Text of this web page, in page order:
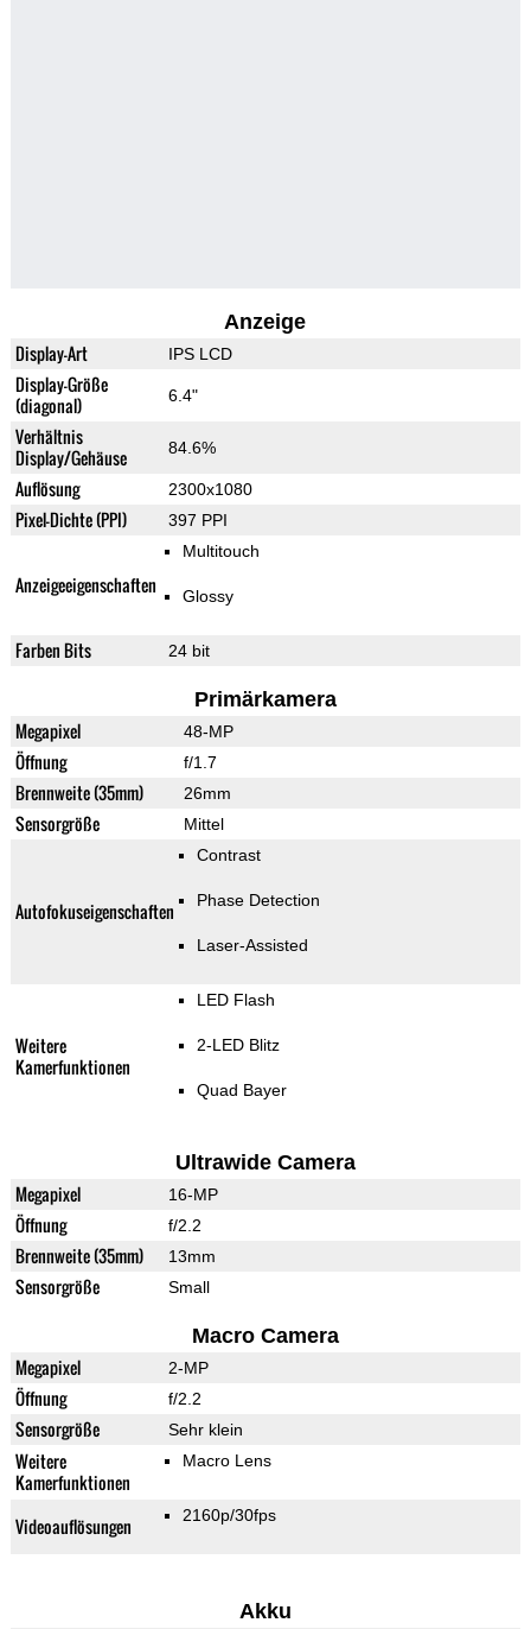
Anzeige
Display-Art IPS LCD
Display-Größe
(diagonal)
6.4"
Verhältnis
Display/Gehäuse
84.6%
Auflösung 2300x1080
Pixel-Dichte (PPI) 397 PPI
Anzeigeeigenschaften
Multitouch
Glossy
Farben Bits 24 bit
Primärkamera
Megapixel 48-MP
Öffnung f/1.7
Brennweite (35mm) 26mm
Sensorgröße Mittel
Autofokuseigenschaften
Contrast
Phase Detection
Laser-Assisted
Weitere
Kamerfunktionen
LED Flash
2-LED Blitz
Quad Bayer
Ultrawide Camera
Megapixel 16-MP
Öffnung f/2.2
Brennweite (35mm) 13mm
Sensorgröße Small
Macro Camera
Megapixel 2-MP
Öffnung f/2.2
Sensorgröße Sehr klein
Weitere
Kamerfunktionen
Macro Lens
Videoauflösungen 2160p/30fps
Akku